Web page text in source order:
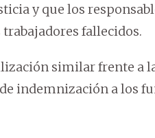
y que los
fallecidos.
similar frente a
indemnización a los